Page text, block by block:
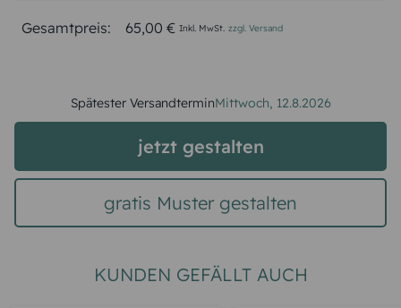
Gesamtpreis: 65,00 € Inkl. MwSt. zzgl. Versand
Spätester VersandterminMittwoch, 12.8.2026
jetzt gestalten
gratis Muster gestalten
KUNDEN GEFÄLLT AUCH